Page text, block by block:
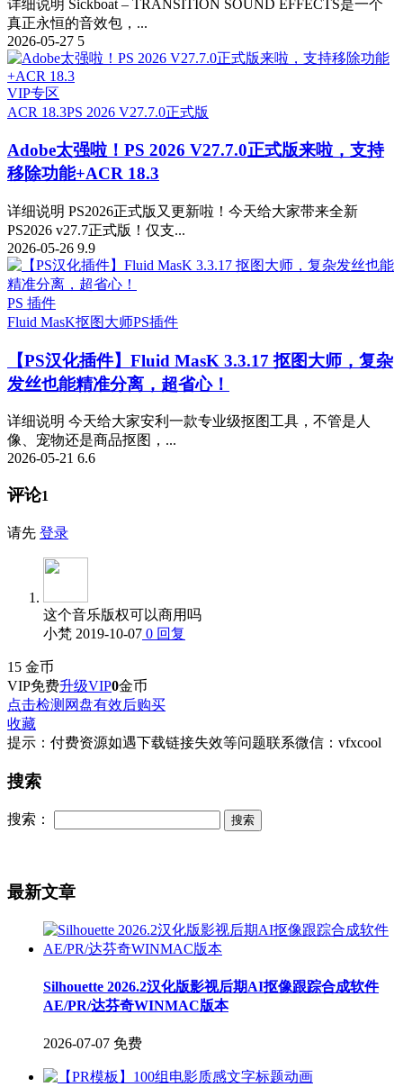
详细说明 Sickboat – TRANSITION SOUND EFFECTS是一个
真正永恒的音效包，...
2026-05-27 5
VIP专区
ACR 18.3PS 2026 V27.7.0正式版
Adobe太强啦！PS 2026 V27.7.0正式版来啦，支持
移除功能+ACR 18.3
详细说明 PS2026正式版又更新啦！今天给大家带来全新
PS2026 v27.7正式版！仅支...
2026-05-26 9.9
PS 插件
Fluid MasK抠图大师PS插件
【PS汉化插件】Fluid MasK 3.3.17 抠图大师，复杂
发丝也能精准分离，超省心！
详细说明 今天给大家安利一款专业级抠图工具，不管是人
像、宠物还是商品抠图，...
2026-05-21 6.6
评论1
请先 登录
这个音乐版权可以商用吗
小梵 2019-10-07 0 回复
15 金币
VIP免费升级VIP0金币
点击检测网盘有效后购买
收藏
提示：付费资源如遇下载链接失效等问题联系微信：vfxcool
搜索
搜索：
最新文章
Silhouette 2026.2汉化版影视后期AI抠像跟踪合成软件
AE/PR/达芬奇WINMAC版本
2026-07-07 免费